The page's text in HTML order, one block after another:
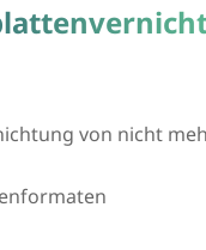
von nicht